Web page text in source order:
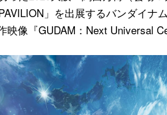
」を出展するバンダイナ
映像『GUDAM：Next Universal